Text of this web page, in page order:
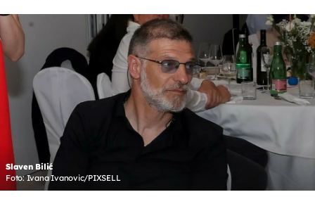
Slaven Bilić
Foto: Ivana Ivanovic/PIXSELL
OMOGUĆI OBAVIJESTI